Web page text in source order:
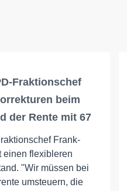
Fraktionschef
beim
der Rente mit 67
Frank-
einen flexibleren
"Wir müssen bei
umsteuern, die